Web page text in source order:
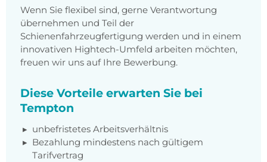
Wenn Sie flexibel sind, gerne Verantwortung
übernehmen und Teil der
Schienenfahrzeugfertigung werden und in einem
innovativen Hightech-Umfeld arbeiten möchten,
freuen wir uns auf Ihre Bewerbung.
Diese Vorteile erwarten Sie bei
Tempton
unbefristetes Arbeitsverhältnis
Bezahlung mindestens nach gültigem
Tarifvertrag